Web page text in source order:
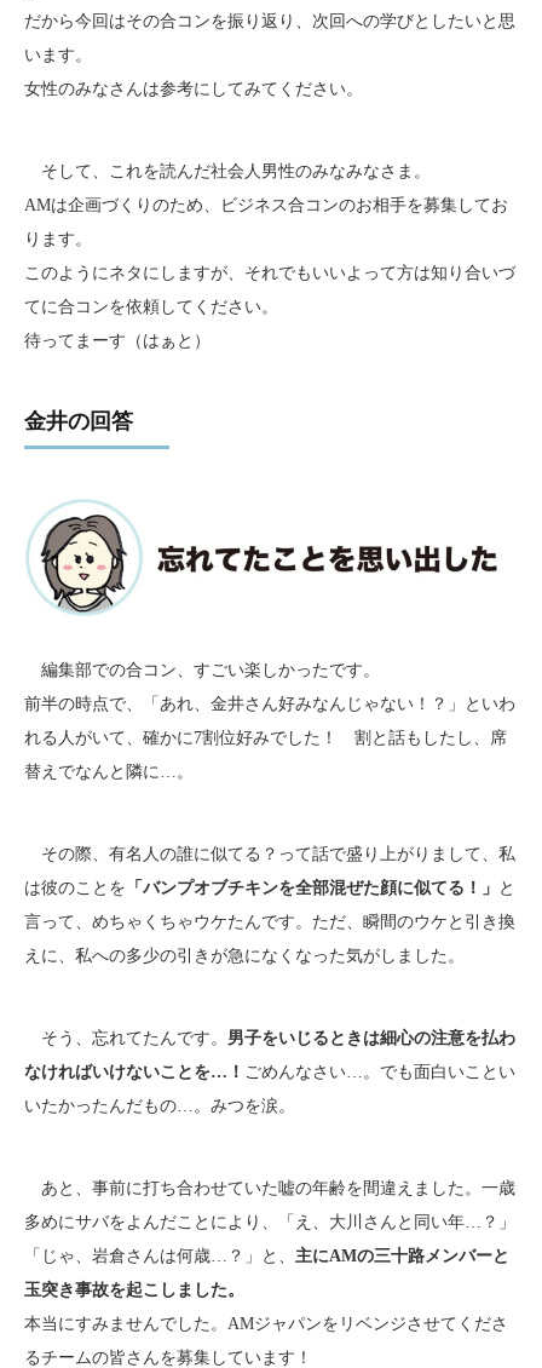
だから今回はその合コンを振り返り、次回への学びとしたいと思
います。
女性のみなさんは参考にしてみてください。
そして、これを読んだ社会人男性のみなみなさま。
AMは企画づくりのため、ビジネス合コンのお相手を募集してお
ります。
このようにネタにしますが、それでもいいよって方は知り合いづ
てに合コンを依頼してください。
待ってまーす（はぁと）
金井の回答
編集部での合コン、すごい楽しかったです。
前半の時点で、「あれ、金井さん好みなんじゃない！？」といわ
れる人がいて、確かに7割位好みでした！ 割と話もしたし、席
替えでなんと隣に…。
その際、有名人の誰に似てる？って話で盛り上がりまして、私
は彼のことを 「バンプオブチキンを全部混ぜた顔に似てる！」 と
言って、めちゃくちゃウケたんです。ただ、瞬間のウケと引き換
えに、私への多少の引きが急になくなった気がしました。
そう、忘れてたんです。 男子をいじるときは細心の注意を払わ
なければいけないことを…！ ごめんなさい…。でも面白いことい
いたかったんだもの…。みつを涙。
あと、事前に打ち合わせていた嘘の年齢を間違えました。一歳
多めにサバをよんだことにより、「え、大川さんと同い年…？」
「じゃ、岩倉さんは何歳…？」と、 主にAMの三十路メンバーと
玉突き事故を起こしました。
本当にすみませんでした。AMジャパンをリベンジさせてくださ
るチームの皆さんを募集しています！